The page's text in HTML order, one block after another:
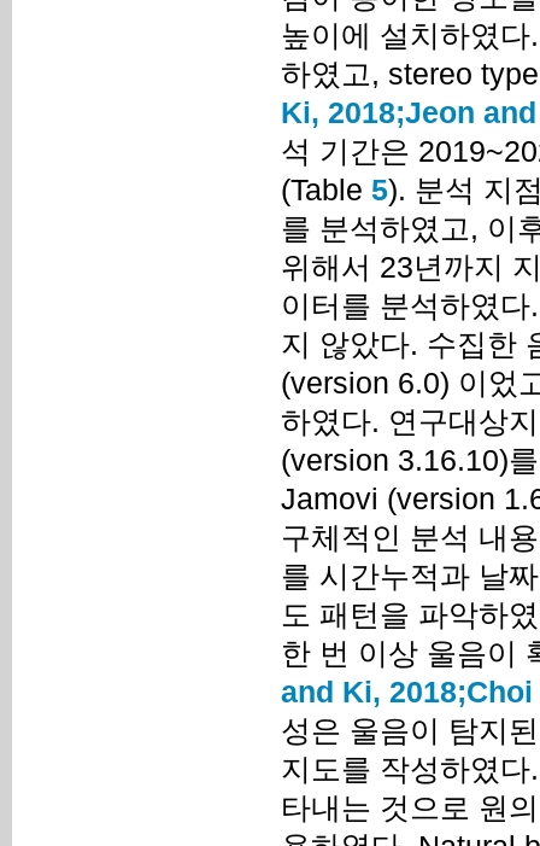
높이에 설치하였
하였고, stereo
Ki, 2018;Jeon
석 기간은
(Table 5). 분석 지
를 분석하였고, 이
위해서 23년까지
이터를 분석하였
지 않았다. 수집한
(version 6.0) 이었
하였다. 연구대상
(version 3.16.10)
Jamovi (version
구체적인 분석 내
를 시간누적과 날
도 패턴을 파악하
한 번 이상 울음이
and Ki, 2018;Choi
성은 울음이 탐지
지도를 작성하였
타내는 것으로 원